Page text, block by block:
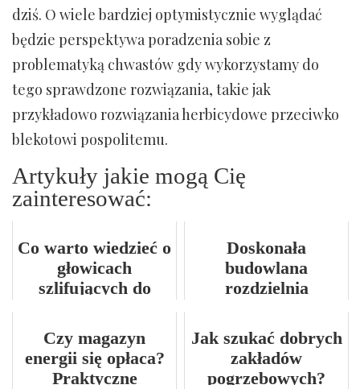
dziś. O wiele bardziej optymistycznie wyglądać
będzie perspektywa poradzenia sobie z
problematyką chwastów gdy wykorzystamy do
tego sprawdzone rozwiązania, takie jak
przykładowo rozwiązania herbicydowe przeciwko
blekotowi pospolitemu.
Artykuły jakie mogą Cię
zainteresować:
Co warto wiedzieć o
głowicach
szlifujących do
zastosowaniach?
Doskonała
budowlana
rozdzielnia
Czy magazyn
energii się opłaca?
Praktyczne
Jak szukać dobrych
zakładów
pogrzebowych?